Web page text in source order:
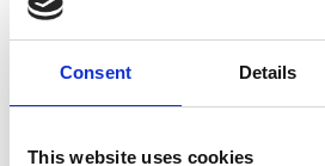
Consent Details
This website uses cookies